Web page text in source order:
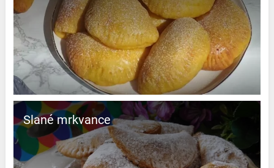
Slané mrkvance